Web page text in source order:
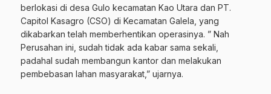
berlokasi di desa Gulo kecamatan Kao Utara dan PT.
Capitol Kasagro (CSO) di Kecamatan Galela, yang
dikabarkan telah memberhentikan operasinya. ” Nah
Perusahan ini, sudah tidak ada kabar sama sekali,
padahal sudah membangun kantor dan melakukan
pembebasan lahan masyarakat,” ujarnya.